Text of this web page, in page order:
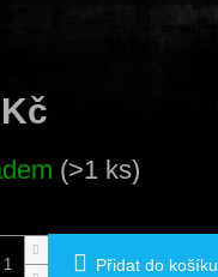
(>1 ks)
Přidat do košíku